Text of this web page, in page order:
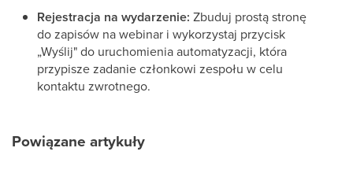
Rejestracja na wydarzenie: Zbuduj prostą stronę
do zapisów na webinar i wykorzystaj przycisk
„Wyślij" do uruchomienia automatyzacji, która
przypisze zadanie członkowi zespołu w celu
kontaktu zwrotnego.
Powiązane artykuły